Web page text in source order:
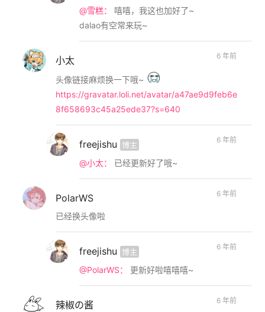
@雪糕：
嘻嘻，我这也加好了~
dalao有空常来玩~
小太
头像链接麻烦换一下哦~
https://gravatar.loli.net/avatar/a47ae9d9feb6e
8f658693c45a25ede37?s=640
6 年前
freejishu 博主
@小太： 已经更新好了哦~
6 年前
PolarWS
已经换头像啦
6 年前
freejishu 博主
@PolarWS： 更新好啦嘻嘻嘻~
6 年前
辣椒の酱 6 年前